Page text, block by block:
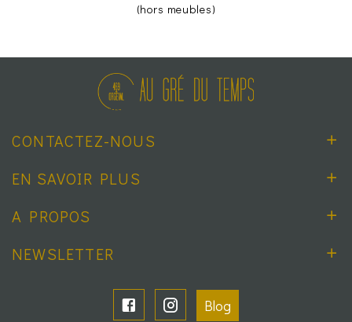
(hors meubles)
CONTACTEZ-NOUS
EN SAVOIR PLUS
A PROPOS
NEWSLETTER
Blog